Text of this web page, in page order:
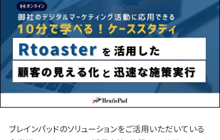
ブレインパッドのソリューションをご活用いただいている